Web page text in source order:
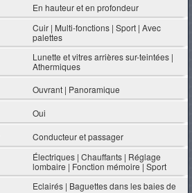
En hauteur et en profondeur
Cuir | Multi-fonctions | Sport | Avec
palettes
Lunette et vitres arrières sur-teintées |
Athermiques
Ouvrant | Panoramique
Oui
Conducteur et passager
Électriques | Chauffants | Réglage
lombaire | Fonction mémoire | Sport
Eclairés | Baguettes dans les baies de